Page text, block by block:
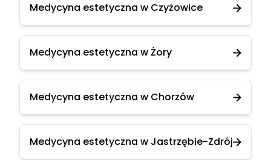
Medycyna estetyczna w Czyżowice
Medycyna estetyczna w Żory
Medycyna estetyczna w Chorzów
Medycyna estetyczna w Jastrzębie-Zdrój